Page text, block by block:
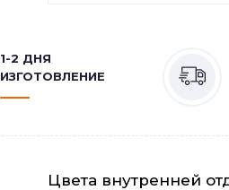
1-2 ДНЯ
ИЗГОТОВЛЕНИЕ
Цвета внутренней